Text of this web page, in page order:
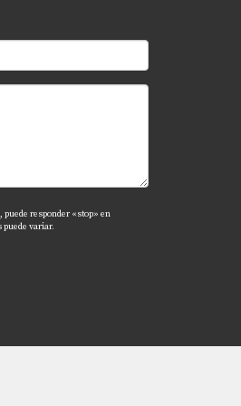
de tus
puede responder «stop» en
variar.